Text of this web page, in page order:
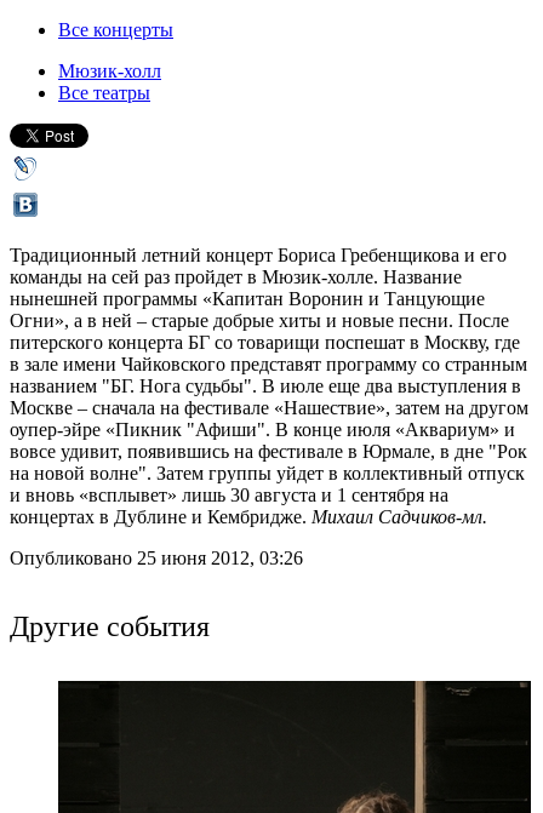
Все концерты
Мюзик-холл
Все театры
Традиционный летний концерт Бориса Гребенщикова и его
команды на сей раз пройдет в Мюзик-холле. Название
нынешней программы «Капитан Воронин и Танцующие
Огни», а в ней – старые добрые хиты и новые песни. После
питерского концерта БГ со товарищи поспешат в Москву, где
в зале имени Чайковского представят программу со странным
названием "БГ. Нога судьбы". В июле еще два выступления в
Москве – сначала на фестивале «Нашествие», затем на другом
оупер-эйре «Пикник "Афиши". В конце июля «Аквариум» и
вовсе удивит, появившись на фестивале в Юрмале, в дне "Рок
на новой волне". Затем группы уйдет в коллективный отпуск
и вновь «всплывет» лишь 30 августа и 1 сентября на
концертах в Дублине и Кембридже. Михаил Садчиков-мл.
Опубликовано 25 июня 2012, 03:26
Другие события